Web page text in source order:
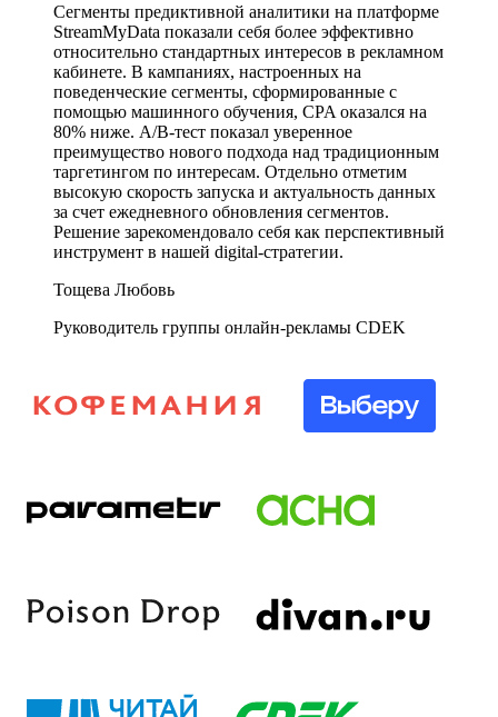
Сегменты предиктивной аналитики на платформе
StreamMyData показали себя более эффективно
относительно стандартных интересов в рекламном
кабинете. В кампаниях, настроенных на
поведенческие сегменты, сформированные с
помощью машинного обучения, CPA оказался на
80% ниже. A/B‑тест показал уверенное
преимущество нового подхода над традиционным
таргетингом по интересам. Отдельно отметим
высокую скорость запуска и актуальность данных
за счет ежедневного обновления сегментов.
Решение зарекомендовало себя как перспективный
инструмент в нашей digital-стратегии.
Тощева Любовь
Руководитель группы онлайн-рекламы CDEK